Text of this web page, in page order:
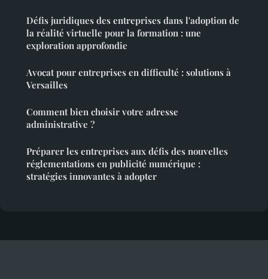
Défis juridiques des entreprises dans l'adoption de
la réalité virtuelle pour la formation : une
exploration approfondie
Avocat pour entreprises en difficulté : solutions à
Versailles
Comment bien choisir votre adresse
administrative ?
Préparer les entreprises aux défis des nouvelles
réglementations en publicité numérique :
stratégies innovantes à adopter